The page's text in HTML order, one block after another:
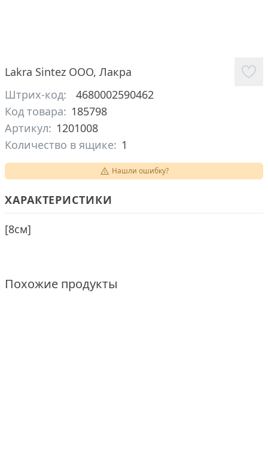
Lakra Sintez ООО, Лакра
Штрих-код:
4680002590462
Код товара: 185798
Артикул: 1201008
Количество в ящике: 1
Нашли ошибку?
ХАРАКТЕРИСТИКИ
[8см]
Похожие продукты